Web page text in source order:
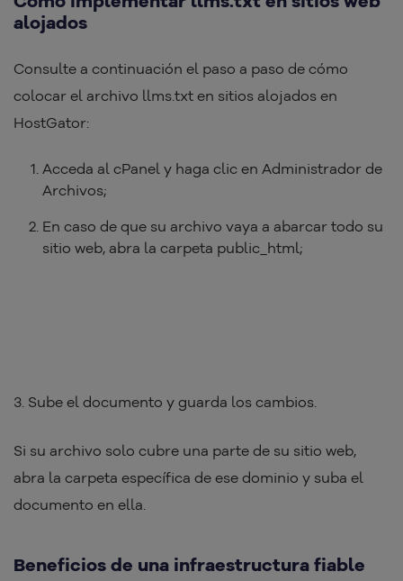
alojados
Consulte a continuación el paso a paso de cómo
colocar el archivo llms.txt en sitios alojados en
HostGator:
Acceda al cPanel y haga clic en Administrador de
Archivos;
En caso de que su archivo vaya a abarcar todo su
sitio web, abra la carpeta public_html;
3. Sube el documento y guarda los cambios.
Si su archivo solo cubre una parte de su sitio web,
abra la carpeta específica de ese dominio y suba el
documento en ella.
Beneficios de una infraestructura fiable